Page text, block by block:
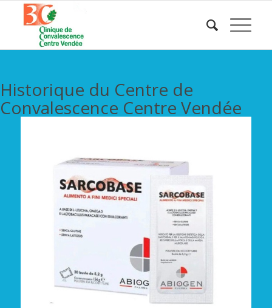
Historique du Centre de
Convalescence Centre Vendée